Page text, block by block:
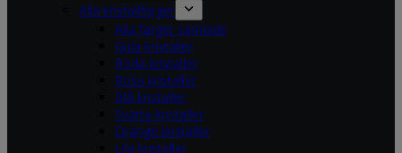
Alla kristallfärger
Alla färger samlade
Gula kristaller
Röda kristaller
Rosa kristaller
Blå kristaller
Svarta kristaller
Orange kristaller
Lila kristaller